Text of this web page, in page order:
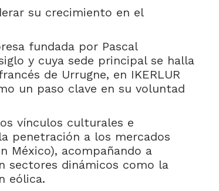
su crecimiento en el
fundada por Pascal
y cuya sede principal se halla
de Urrugne, en IKERLUR
un paso clave en su voluntad
vínculos culturales e
penetración a los mercados
México), acompañando a
sectores dinámicos como la
eólica.